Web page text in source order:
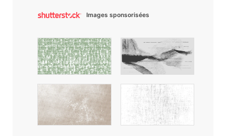
Images sponsorisées